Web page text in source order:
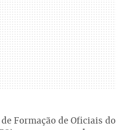
Formação de Oficiais do